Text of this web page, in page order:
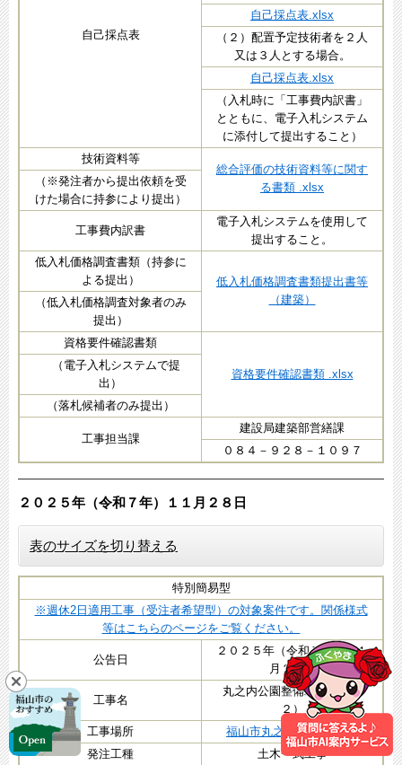
自己採点表
自己採点表.xlsx
（２）配置予定技術者を２人
又は３人とする場合。
自己採点表.xlsx
（入札時に「工事費内訳書」
とともに、電子入札システム
に添付して提出すること）
技術資料等
総合評価の技術資料等に関す
る書類 .xlsx
（※発注者から提出依頼を受
けた場合に持参により提出）
工事費内訳書
電子入札システムを使用して
提出すること。
低入札価格調査書類（持参に
よる提出）
低入札価格調査書類提出書等
（建築）
（低入札価格調査対象者のみ
提出）
資格要件確認書類
資格要件確認書類 .xlsx
（電子入札システムで提
出）
（落札候補者のみ提出）
工事担当課
建設局建築部営繕課
０８４－９２８－１０９７
２０２５年（令和７年）１１月２８日
表のサイズを切り替える
特別簡易型
※週休2日適用工事（受注者希望型）の対象案件です。関係様式
等はこちらのページをご覧ください。
公告日
２０２５年（令和７年）１１
月２８日
工事名
丸之内公園整備工事（その
２）
工事場所
福山市丸之内二丁目地内
発注工種
土木一式工事